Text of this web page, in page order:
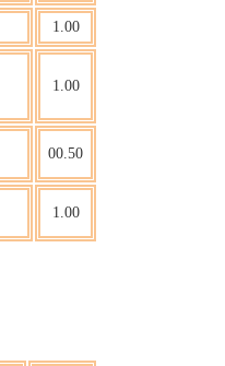
1.00
1.00
00.50
1.00